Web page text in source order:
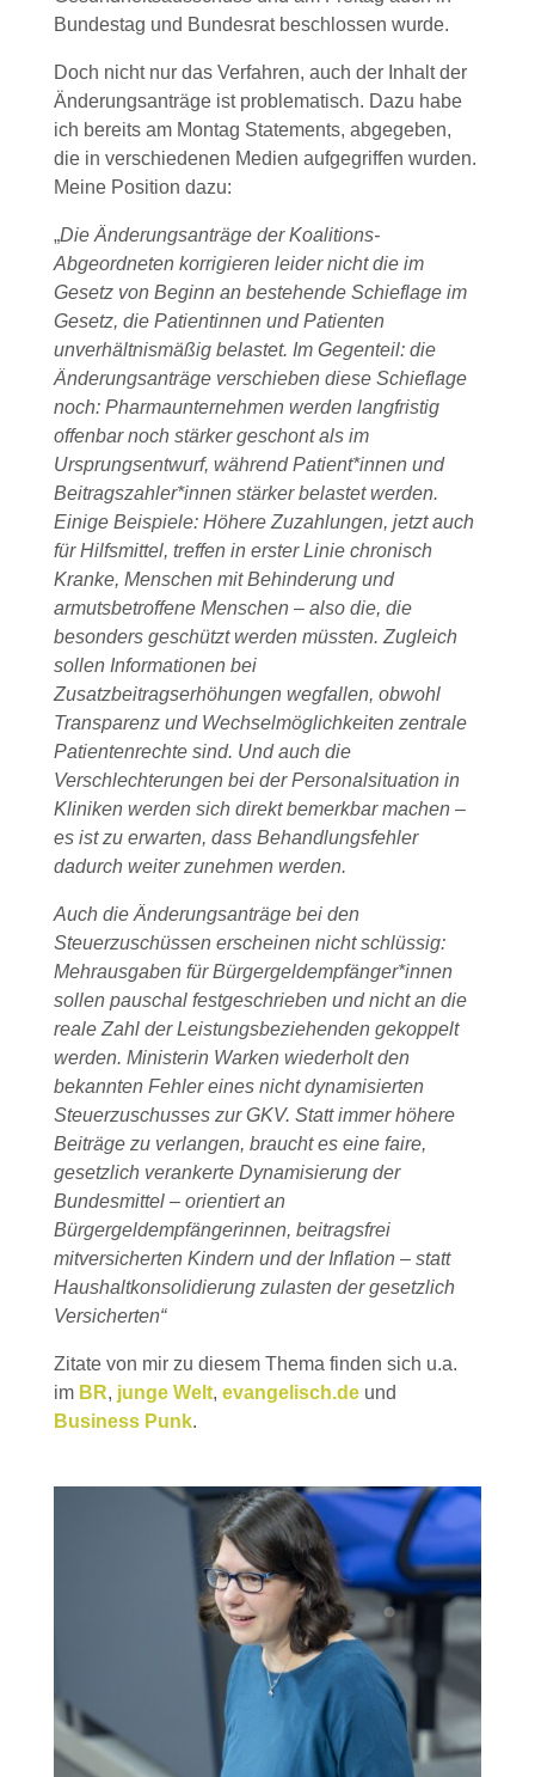
Bundestag und Bundesrat beschlossen wurde.
Doch nicht nur das Verfahren, auch der Inhalt der
Änderungsanträge ist problematisch. Dazu habe
ich bereits am Montag Statements, abgegeben,
die in verschiedenen Medien aufgegriffen wurden.
Meine Position dazu:
„Die Änderungsanträge der Koalitions-
Abgeordneten korrigieren leider nicht die im
Gesetz von Beginn an bestehende Schieflage im
Gesetz, die Patientinnen und Patienten
unverhältnismäßig belastet. Im Gegenteil: die
Änderungsanträge verschieben diese Schieflage
noch: Pharmaunternehmen werden langfristig
offenbar noch stärker geschont als im
Ursprungsentwurf, während Patient*innen und
Beitragszahler*innen stärker belastet werden.
Einige Beispiele: Höhere Zuzahlungen, jetzt auch
für Hilfsmittel, treffen in erster Linie chronisch
Kranke, Menschen mit Behinderung und
armutsbetroffene Menschen – also die, die
besonders geschützt werden müssten. Zugleich
sollen Informationen bei
Zusatzbeitragserhöhungen wegfallen, obwohl
Transparenz und Wechselmöglichkeiten zentrale
Patientenrechte sind. Und auch die
Verschlechterungen bei der Personalsituation in
Kliniken werden sich direkt bemerkbar machen –
es ist zu erwarten, dass Behandlungsfehler
dadurch weiter zunehmen werden.
Auch die Änderungsanträge bei den
Steuerzuschüssen erscheinen nicht schlüssig:
Mehrausgaben für Bürgergeldempfänger*innen
sollen pauschal festgeschrieben und nicht an die
reale Zahl der Leistungsbeziehenden gekoppelt
werden. Ministerin Warken wiederholt den
bekannten Fehler eines nicht dynamisierten
Steuerzuschusses zur GKV. Statt immer höhere
Beiträge zu verlangen, braucht es eine faire,
gesetzlich verankerte Dynamisierung der
Bundesmittel – orientiert an
Bürgergeldempfängerinnen, beitragsfrei
mitversicherten Kindern und der Inflation – statt
Haushaltkonsolidierung zulasten der gesetzlich
Versicherten“
Zitate von mir zu diesem Thema finden sich u.a.
im BR, junge Welt, evangelisch.deund
Business Punk.